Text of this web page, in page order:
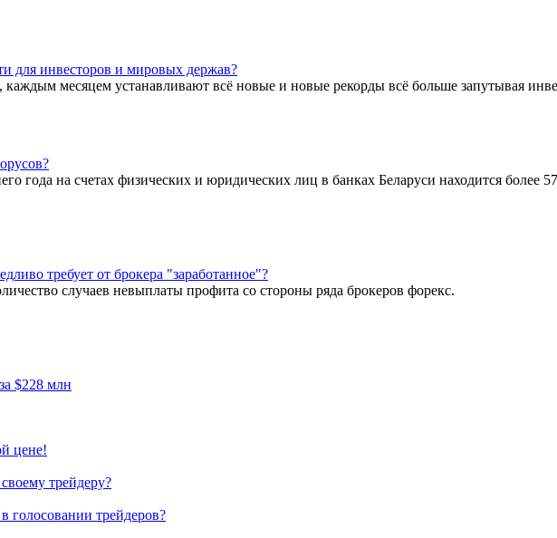
для инвесторов и мировых держав?
месяцем устанавливают всё новые и новые рекорды всё больше запутывая
года на счетах физических и юридических лиц в банках Беларуси находится более
требует от брокера "заработанное"?
случаев невыплаты профита со стороны ряда брокеров форекс.
$228 млн
цене!
трейдеру?
голосовании трейдеров?